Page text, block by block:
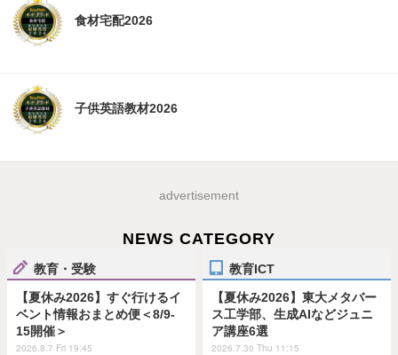
食材宅配2026
子供英語教材2026
advertisement
NEWS CATEGORY
教育・受験
【夏休み2026】すぐ行けるイ
ベント情報おまとめ便＜8/9-
15開催＞
2026.8.7 Fri 19:45
教育ICT
【夏休み2026】東大メタバー
ス工学部、生成AIなどジュニ
ア講座6選
2026.7.30 Thu 11:15